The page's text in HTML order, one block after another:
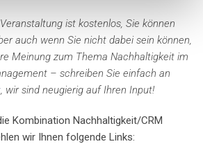
ist kostenlos, Sie können
auch wenn Sie nicht dabei sein können,
Meinung zum Thema Nachhaltigkeit im
– schreiben Sie einfach an
, wir sind neugierig auf Ihren Input!
Kombination Nachhaltigkeit/CRM
wir Ihnen folgende Links: